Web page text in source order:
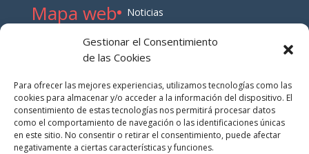
Gestionar el Consentimiento
de las Cookies
Para ofrecer las mejores experiencias, utilizamos tecnologías como las
cookies para almacenar y/o acceder a la información del dispositivo. El
consentimiento de estas tecnologías nos permitirá procesar datos
como el comportamiento de navegación o las identificaciones únicas
en este sitio. No consentir o retirar el consentimiento, puede afectar
negativamente a ciertas características y funciones.
Mapa web
Noticias
Normas y Resoluciones
Audiovisuales